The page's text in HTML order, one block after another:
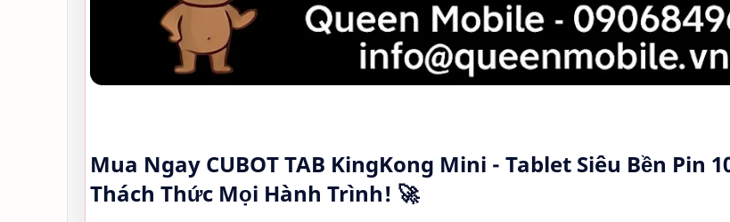
Mua Ngay CUBOT TAB KingKong Mini - Tablet Siêu Bền Pin
Thách Thức Mọi Hành Trình! 🚀